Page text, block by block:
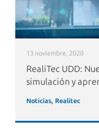
13 noviembre, 2020
RealiTec UDD:
simulación y
Noticias, Realitec